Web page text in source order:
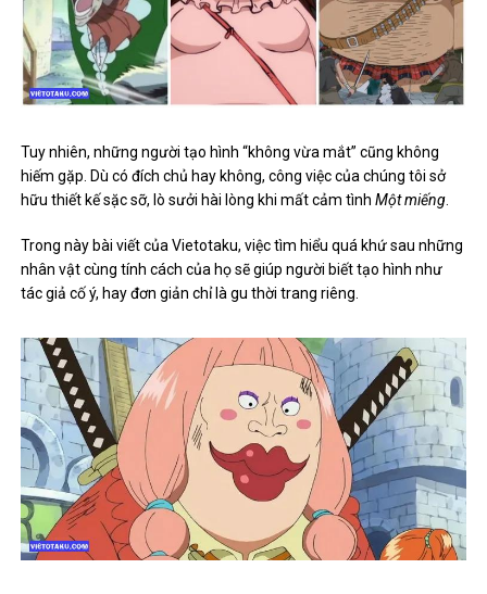
Tuy nhiên, những người tạo hình “không vừa mắt” cũng không
hiếm gặp. Dù có đích chủ hay không, công việc của chúng tôi sở
hữu thiết kế sặc sỡ, lò sưởi hài lòng khi mất cảm tìnhMột miếng
Trong này bài viết của Vietotaku, việc tìm hiểu quá khứ sau những
nhân vật cùng tính cách của họ sẽ giúp người biết tạo hình như
tác giả cố ý, hay đơn giản chỉ là gu thời trang riêng.